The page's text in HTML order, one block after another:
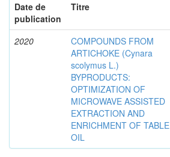
Date de
publication
Titre
2020
COMPOUNDS FROM
ARTICHOKE (Cynara
scolymus L.)
BYPRODUCTS:
OPTIMIZATION OF
MICROWAVE ASSISTED
EXTRACTION AND
ENRICHMENT OF TABLE
OIL